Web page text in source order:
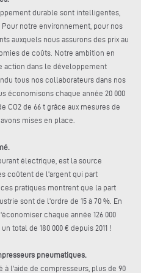
durable sont intelligentes,
notre environnement, pour nos
auxquels nous assurons des prix au
de coûts. Notre ambition en
action dans le développement
tous nos collaborateurs dans nos
économisons chaque année 20 000
CO2 de 66 t grâce aux mesures de
mises en place.
électrique, est la source
coûtent de l'argent qui part
pratiques montrent que la part
sont de l'ordre de 15 à 70 %. En
chaque année 126 000
total de 180 000 € depuis 2011 !
pneumatiques.
l'aide de compresseurs, plus de 90